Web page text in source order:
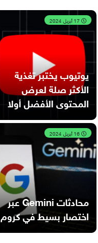
يوتيوب يختبر تغذية
الأكثر صلة لعرض
المحتوى الأفضل أولا
محادثات Gemini عبر
اختصار بسيط في كروم